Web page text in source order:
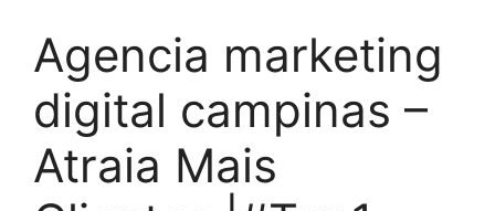
Agencia marketing
digital campinas –
Atraia Mais